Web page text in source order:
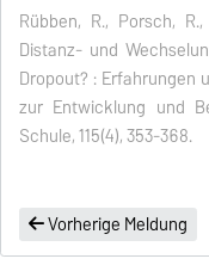
Rübben, R., Porsch,
Distanz- und
Dropout? : Erfahrungen
zur Entwicklung und
Schule, 115(4), 353-368.
Vorherige Meldung